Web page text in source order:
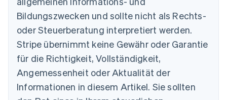
Bildungszwecken und sollte nicht als Rechts-
oder Steuerberatung interpretiert werden.
Stripe übernimmt keine Gewähr oder Garantie
für die Richtigkeit, Vollständigkeit,
Angemessenheit oder Aktualität der
Informationen in diesem Artikel. Sie sollten
English
Belgien
Brasilien
PortuguêsEnglish
Bulgarien
English
Dänemark
English